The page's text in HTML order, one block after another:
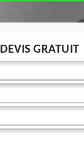
DEVIS GRATUIT